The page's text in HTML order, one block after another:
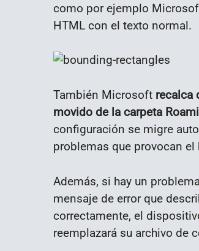
como por ejemplo
HTML con el texto normal.
También Microsoft recalca
movido de la carpeta
configuración se migre
problemas que provocan
Además, si hay un
mensaje de error que
correctamente, el
reemplazará su archivo de